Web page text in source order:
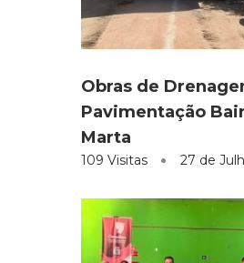
Obras de
Pavimentação
Marta
109 Visitas 27 de